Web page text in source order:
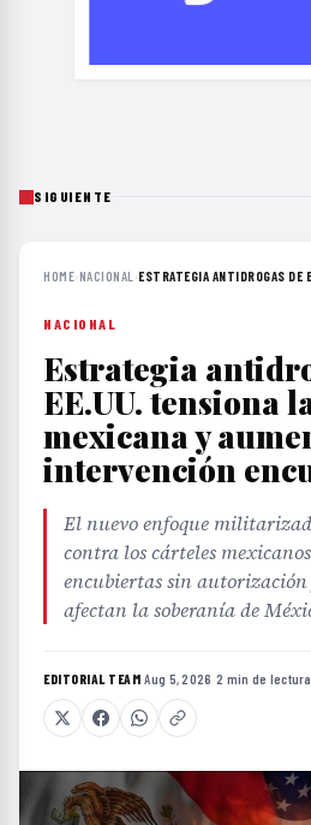
SIGUIENTE
HOME›NACIONAL ›ESTRATEGIA ANTIDROGAS DE
NACIONAL
Estrategia
EE.UU. tensiona
mexicana y
intervención
El nuevo enfoque
contra los cárteles
encubiertas sin
afectan la soberanía de
EDITORIAL TEAM·Aug 5, 2026 ·2 min de lectura